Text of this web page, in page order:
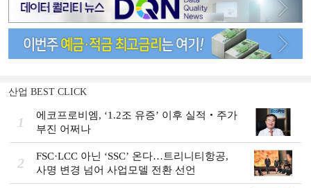
산업 BEST CLICK
1
에코프로비엠, ‘1.2조 유증’ 이후 실적‧주가
부진 어쩌나
2
FSC·LCC 아닌 ‘SSC’ 온다…트리니티항공,
사명 변경 넘어 사업모델 전환 선언